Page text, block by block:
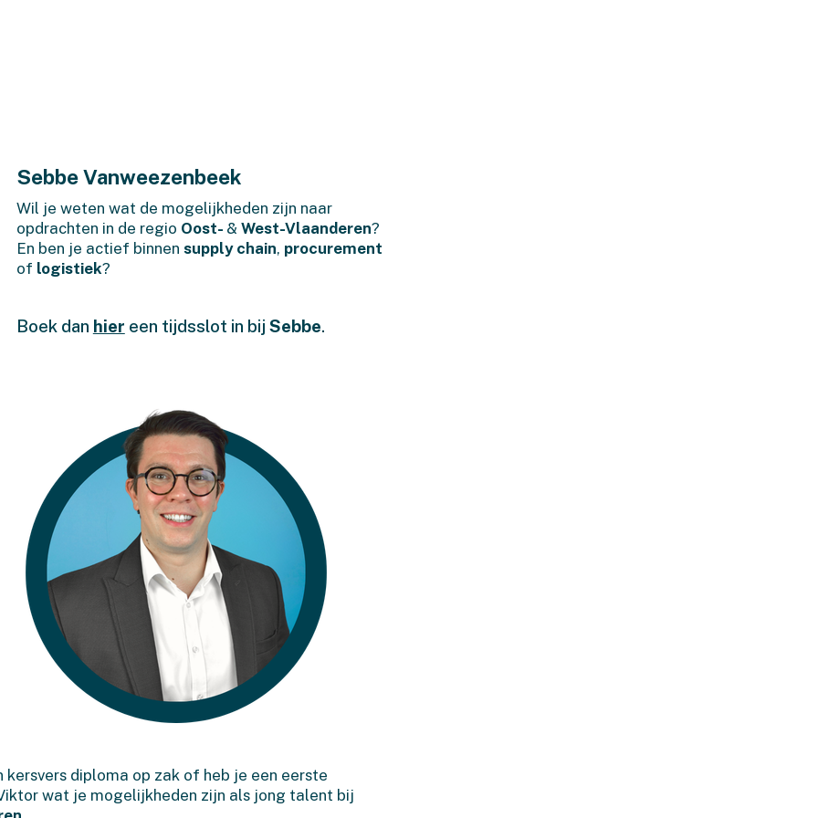
Sebbe Vanweezenbeek
Wil je weten wat de mogelijkheden zijn naar
opdrachten in de regio Oost- & West-Vlaanderen?
En ben je actief binnen supply chain, procurement
of logistiek?
Boek dan hier een tijdsslot in bij Sebbe.
kersvers diploma op zak of heb je een eerste
wat je mogelijkheden zijn als jong talent bij